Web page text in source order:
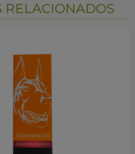
RELACIONADOS